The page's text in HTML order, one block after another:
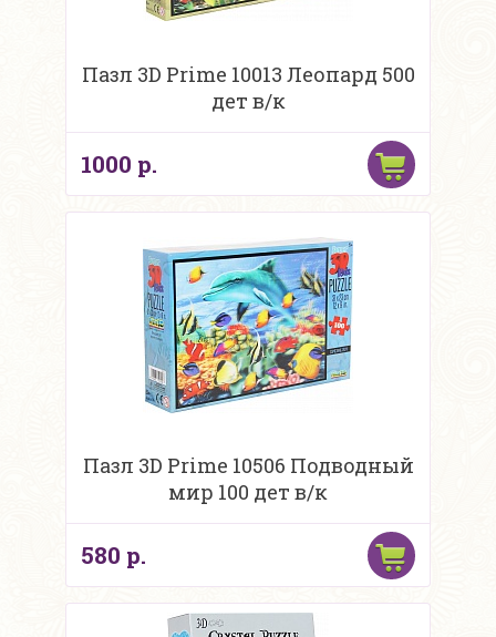
Пазл 3D Prime 10013 Леопард 500
дет в/к
1000 р.
Пазл 3D Prime 10506 Подводный
мир 100 дет в/к
580 р.